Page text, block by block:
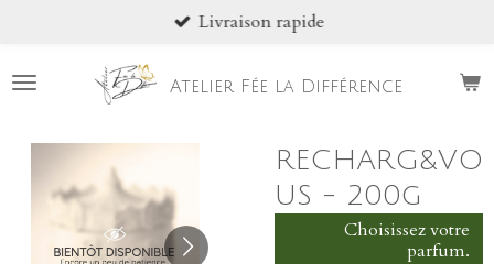
contenu
Atelier Fée la Différence
Livraison rapide
RECHARG&VO
US - 200g
Choisissez votre
parfum.